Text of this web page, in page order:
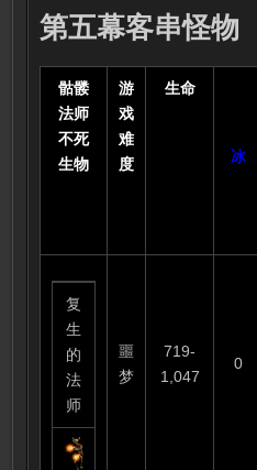
第五幕客串怪物
骷髅
法师
不死
生物
游
戏
难
度
生命
冰
复
生
的
法
师
噩
梦
719-
1,047
0